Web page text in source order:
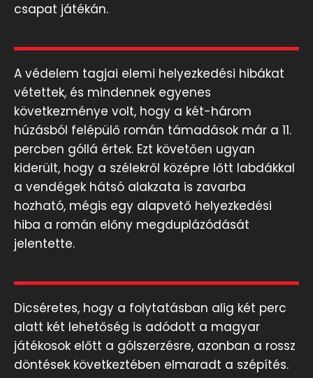
csapat játékán.
A védelem tagjai elemi helyezkedési hibákat
vétettek, és mindennek egyenes
következménye volt, hogy a két-három
húzásból felépülő román támadások már a 11.
percben góllá értek. Ezt követően ugyan
kiderült, hogy a szélekről középre lőtt labdákkal
a vendégek hátsó alakzata is zavarba
hozható, mégis egy alapvető helyezkedési
hiba a román előny megduplázódását
jelentette.
Dicséretes, hogy a folytatásban alig két perc
alatt két lehetőség is adódott a magyar
játékosok előtt a gólszerzésre, azonban a rossz
döntések következtében elmaradt a szépítés.